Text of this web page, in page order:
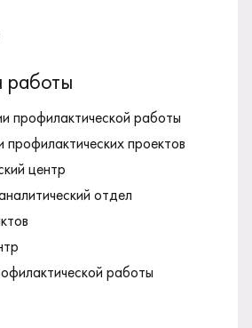
работы
профилактической работы
профилактических проектов
центр
отдел
работы